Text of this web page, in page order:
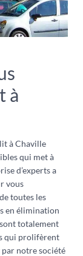
à
à Chaville
qui met à
d’experts a
vous
toutes les
en élimination
totalement
qui prolifèrent
notre société